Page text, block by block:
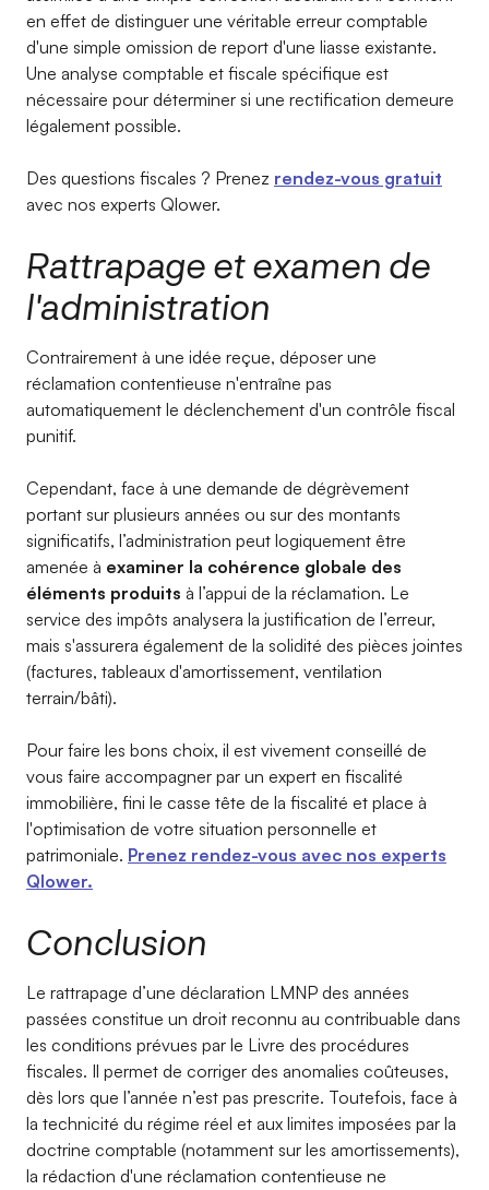
en effet de distinguer une véritable erreur comptable
d'une simple omission de report d'une liasse existante.
Une analyse comptable et fiscale spécifique est
nécessaire pour déterminer si une rectification demeure
légalement possible.
Des questions fiscales ? Prenez rendez-vous gratuit
avec nos experts Qlower.
Rattrapage et examen de
l'administration
Contrairement à une idée reçue, déposer une
réclamation contentieuse n'entraîne pas
automatiquement le déclenchement d'un contrôle fiscal
punitif.
Cependant, face à une demande de dégrèvement
portant sur plusieurs années ou sur des montants
significatifs, l’administration peut logiquement être
amenée à examiner la cohérence globale des
éléments produits à l’appui de la réclamation. Le
service des impôts analysera la justification de l’erreur,
mais s'assurera également de la solidité des pièces jointes
(factures, tableaux d'amortissement, ventilation
terrain/bâti).
Pour faire les bons choix, il est vivement conseillé de
vous faire accompagner par un expert en fiscalité
immobilière, fini le casse tête de la fiscalité et place à
l'optimisation de votre situation personnelle et
patrimoniale. Prenez rendez-vous avec nos experts
Qlower.
Conclusion
Le rattrapage d’une déclaration LMNP des années
passées constitue un droit reconnu au contribuable dans
les conditions prévues par le Livre des procédures
fiscales. Il permet de corriger des anomalies coûteuses,
dès lors que l’année n’est pas prescrite. Toutefois, face à
la technicité du régime réel et aux limites imposées par la
doctrine comptable (notamment sur les amortissements),
la rédaction d'une réclamation contentieuse ne